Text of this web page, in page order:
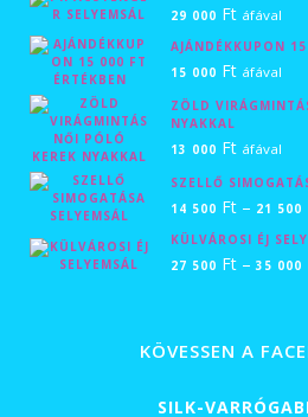
29 000 Ft áfával
AJÁNDÉKKUPON
15 000 Ft áfával
ZÖLD
NYAKKAL
13 000 Ft áfával
SZELLŐ
14 500 Ft – 21 500
KÜLVÁROSI ÉJ
27 500 Ft – 35 000
KÖVESSEN A
SILK-